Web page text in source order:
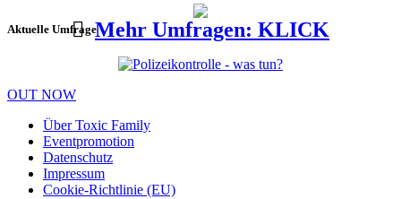
Aktuelle UmfrageMehr Umfragen: KLICK
OUT NOW
Über Toxic Family
Eventpromotion
Datenschutz
Impressum
Cookie-Richtlinie (EU)